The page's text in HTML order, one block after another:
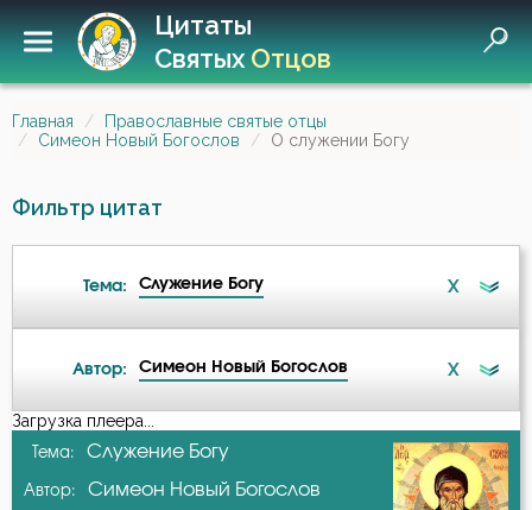
Цитаты
СвятыхОтцов
Главная
Православные святые отцы
Симеон Новый Богослов
О служении Богу
Фильтр цитат
Тема: Служение Богу X
Ад
Автор: Симеон Новый Богослов X
А-я
Василий Великий
Загрузка плеера...
Тема: Служение Богу
Автор: Симеон Новый Богослов